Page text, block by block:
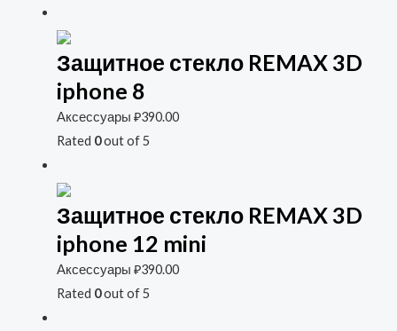
Защитное стекло REMAX 3D
iphone 8
Аксессуары ₽390.00
Rated 0out of 5
Защитное стекло REMAX 3D
iphone 12 mini
Аксессуары ₽390.00
Rated 0out of 5